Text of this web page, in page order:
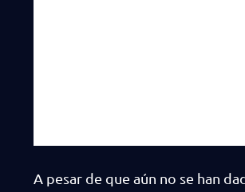
A pesar de que aún no se han